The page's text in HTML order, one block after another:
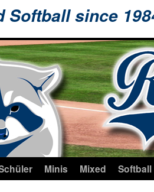
Softball since
Minis Mixed Softball